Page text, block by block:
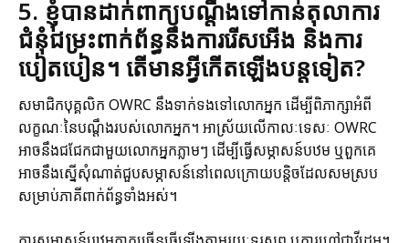
5. ខ្ញុំបានដាក់ពាក្យបណ្តឹងទៅកាន់តុលាការ
ជំនុំជម្រះពាក់ព័ន្ធនឹងការរើសអើង និងការ
បៀតបៀន។ តើមានអ្វីកើតឡើងបន្តទៀត?
សមាជិកបុគ្គលិក OWRC នឹងទាក់ទងទៅលោកអ្នក ដើម្បីពិភាក្សាអំពី
លក្ខណៈនៃបណ្ដឹងរបស់លោកអ្នក។ អាស្រ័យលើកាលៈទេសៈ OWRC
អាចនឹងជជែកជាមួយលោកអ្នកភ្លាមៗ ដើម្បីធ្វើសម្ភាសន៍បឋម ឬពួកគេ
អាចនឹងស្នើសុំណាត់ជួបសម្ភាសន៍នៅពេលក្រោយបន្តិចដែលសមស្រប
សម្រាប់ភាគីពាក់ព័ន្ធទាំងអស់។